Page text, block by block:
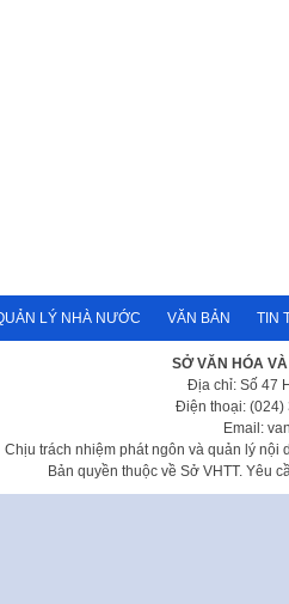
LÝ NHÀ NƯỚC VĂN BẢN TIN
SỞ VĂN HÓA
Địa chỉ: Số 47
Điện thoại: (024)
Email:
Chịu trách nhiệm phát ngôn và quản lý nội
Bản quyền thuộc về Sở VHTT. Yêu